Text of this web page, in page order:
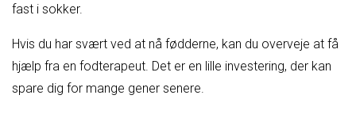
fast i sokker.
Hvis du har svært ved at nå fødderne, kan du overveje at få
hjælp fra en fodterapeut. Det er en lille investering, der kan
spare dig for mange gener senere.